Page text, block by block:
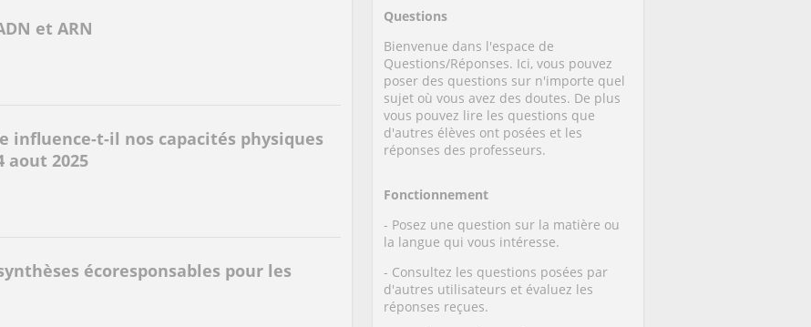
et ARN
influence-t-il nos capacités physiques
aout 2025
écoresponsables pour les
Questions
Bienvenue dans l'espace de
Questions/Réponses. Ici, vous pouvez
poser des questions sur n'importe quel
sujet où vous avez des doutes. De plus
vous pouvez lire les questions que
d'autres élèves ont posées et les
réponses des professeurs.
Fonctionnement
- Posez une question sur la matière ou
la langue qui vous intéresse.
- Consultez les questions posées par
d'autres utilisateurs et évaluez les
réponses reçues.